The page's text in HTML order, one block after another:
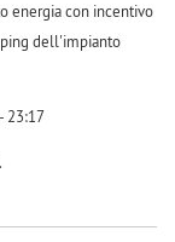
energia con incentivo
dell'impianto
23:17